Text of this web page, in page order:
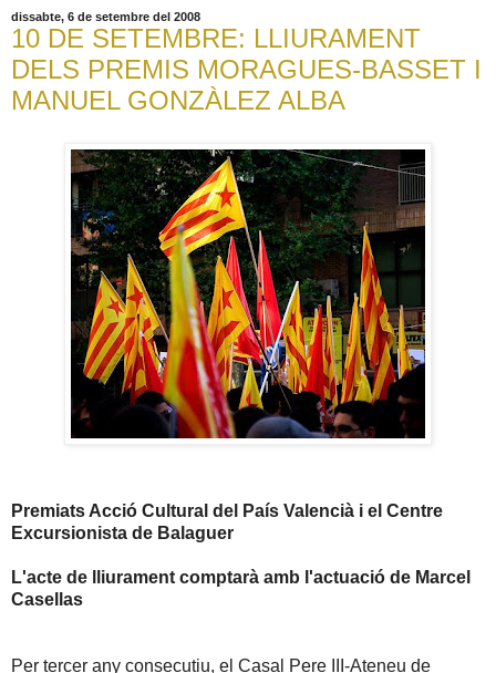
dissabte, 6 de setembre del 2008
10 DE SETEMBRE: LLIURAMENT
DELS PREMIS MORAGUES-BASSET I
MANUEL GONZÀLEZ ALBA
Premiats Acció Cultural del País Valencià i el Centre
Excursionista de Balaguer
L'acte de lliurament comptarà amb l'actuació de Marcel
Casellas
Per tercer any consecutiu, el Casal Pere III-Ateneu de